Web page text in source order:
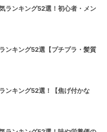
ランキング52選！初心者・メン
ンキング52選【プチプラ・髪質
ンキング52選！【焦げ付かな